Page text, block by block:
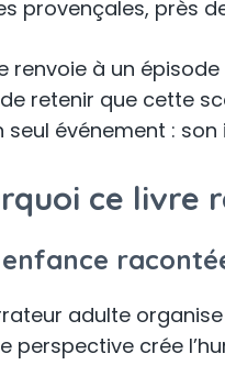
provençales, près
renvoie à un
retenir que cette
seul événement :
ce livre
enfance
adulte
perspective crée